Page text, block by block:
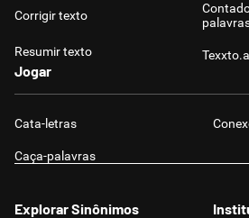
Corrigir texto
Resumir texto
Jogar
Cata-letras
Caça-palavras
Explorar Sinônimos